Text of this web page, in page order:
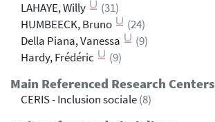
LAHAYE, Willy
(31)
HUMBEECK, Bruno
(24)
Della Piana, Vanessa
(9)
Hardy, Frédéric
(9)
Main Referenced Research Centers
CERIS - Inclusion sociale(8)